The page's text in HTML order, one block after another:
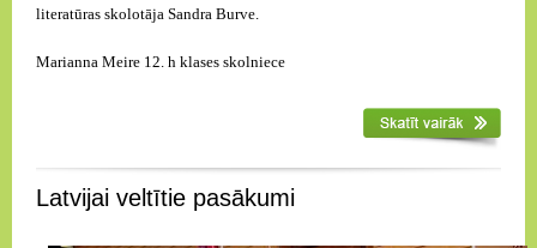
literatūras skolotāja Sandra Burve.
Marianna Meire 12. h klases skolniece
Latvijai veltītie pasākumi